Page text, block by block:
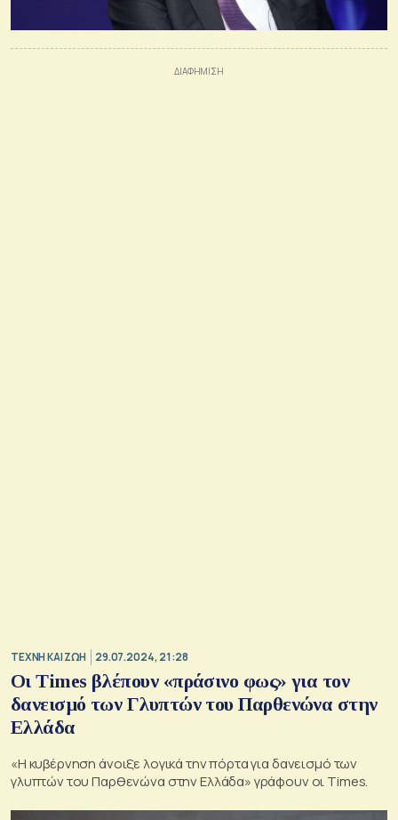
TΕΧΝΗ ΚΑΙ ΖΩΗ 29.07.2024, 21:28
Οι Times βλέπουν «πράσινο φως» για τον
δανεισμό των Γλυπτών του Παρθενώνα στην
Ελλάδα
«Η κυβέρνηση άνοιξε λογικά την πόρτα για δανεισμό των
γλυπτών του Παρθενώνα στην Ελλάδα» γράφουν οι Times.